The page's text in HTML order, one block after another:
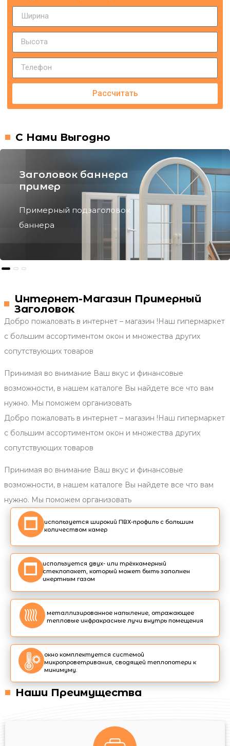
Рассчитать
С Нами Выгодно
Заголовок баннера
пример
Примерный подзаголовок
баннера
Интернет-Магазин Примерный
Заголовок
Добро пожаловать в интернет – магазин !Наш гипермаркет
с большим ассортиментом окон и множества других
сопутствующих товаров
Принимая во внимание Ваш вкус и финансовые
возможности, в нашем каталоге Вы найдете все что вам
нужно. Мы поможем организовать
Добро пожаловать в интернет – магазин !Наш гипермаркет
с большим ассортиментом окон и множества других
сопутствующих товаров
Принимая во внимание Ваш вкус и финансовые
возможности, в нашем каталоге Вы найдете все что вам
нужно. Мы поможем организовать
используется широкий ПВХ-профиль с большим
количеством камер
используется двух- или трёхкамерный
стеклопакет, который может быть заполнен
инертным газом
металлизированное напыление, отражающее
тепловые инфракрасные лучи внутрь помещения
окно комплектуется системой
микропроветривания, сводящей теплопотери к
минимуму.
Наши Преимущества